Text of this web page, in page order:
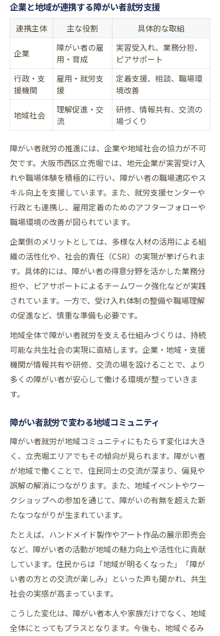
企業と地域が連携する障がい者就労支援
連携主体 主な役割 具体的な取組
企業
障がい者の雇
用・育成
実習受入れ、業務分担、
ピアサポート
行政・支
援機関
雇用・就労支
援
定着支援、相談、職場環
境改善
地域社会
理解促進・交
流
研修、情報共有、交流の
場づくり
障がい者就労の推進には、企業や地域社会の協力が不可
欠です。大阪市西区立売堀では、地元企業が実習受け入
れや職場体験を積極的に行い、障がい者の職場適応やス
キル向上を支援しています。また、就労支援センターや
行政とも連携し、雇用定着のためのアフターフォローや
職場環境の改善が図られています。
企業側のメリットとしては、多様な人材の活用による組
織の活性化や、社会的責任（CSR）の実現が挙げられま
す。具体的には、障がい者の得意分野を活かした業務分
担や、ピアサポートによるチームワーク強化などが実践
されています。一方で、受け入れ体制の整備や職場理解
の促進など、慎重な準備も必要です。
地域全体で障がい者就労を支える仕組みづくりは、持続
可能な共生社会の実現に直結します。企業・地域・支援
機関が情報共有や研修、交流の場を設けることで、より
多くの障がい者が安心して働ける環境が整っていきま
す。
障がい者就労で変わる地域コミュニティ
障がい者就労が地域コミュニティにもたらす変化は大き
く、立売堀エリアでもその傾向が見られます。障がい者
が地域で働くことで、住民同士の交流が深まり、偏見や
誤解の解消につながります。また、地域イベントやワー
クショップへの参加を通じて、障がいの有無を超えた新
たなつながりが生まれています。
たとえば、ハンドメイド製作やアート作品の展示即売会
など、障がい者の活動が地域の魅力向上や活性化に貢献
しています。住民からは「地域が明るくなった」「障が
い者の方との交流が楽しみ」といった声も聞かれ、共生
社会の実感が高まっています。
こうした変化は、障がい者本人や家族だけでなく、地域
全体にとってもプラスとなります。今後も、地域ぐるみ